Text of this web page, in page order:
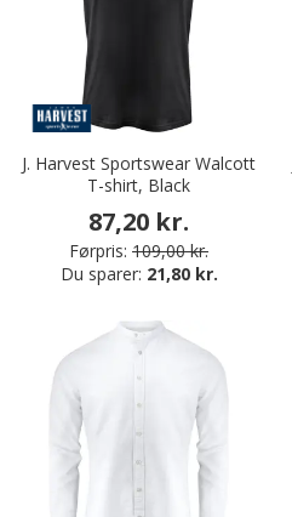
J. Harvest Sportswear Walcott
T-shirt, Black
87,20 kr.
Førpris: 109,00 kr.
Du sparer: 21,80 kr.